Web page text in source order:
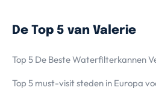
De Top 5 van Valerie
Top 5 De Beste Waterfilterkannen
Top 5 must-visit steden in Europa